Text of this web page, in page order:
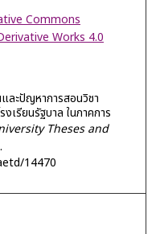
Commons
Works 4.0
ละปัญหาการสอนวิชา
เรียนรัฐบาล ในภาคการ
Theses and
14470